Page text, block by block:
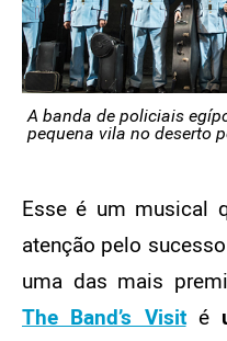
A banda de policiais
pequena vila no deserto
Esse é um musical
atenção pelo
uma das mais
The Band’s Visité